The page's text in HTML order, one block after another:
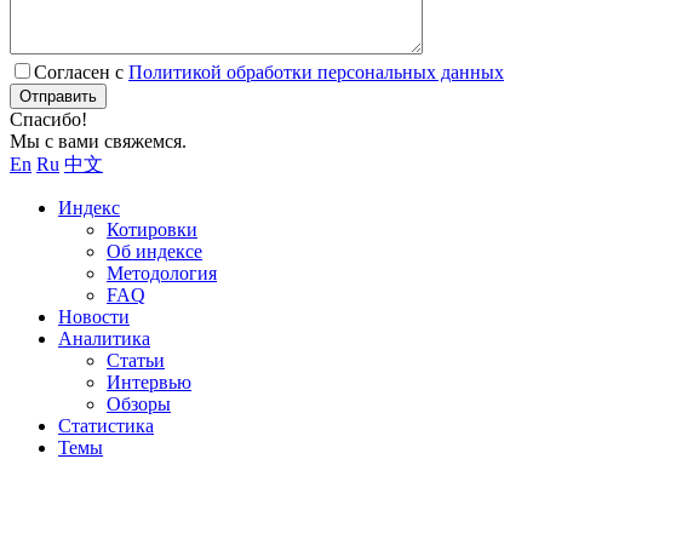
Согласен с Политикой обработки персональных данных
Отправить
Спасибо!
Мы с вами свяжемся.
En Ru 中文
Индекс
Котировки
Об индексе
Методология
FAQ
Новости
Аналитика
Статьи
Интервью
Обзоры
Статистика
Темы